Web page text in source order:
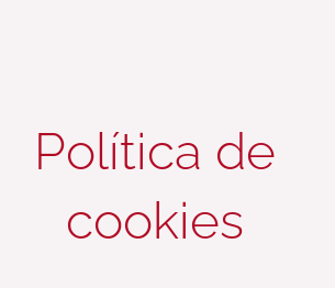
Política de
cookies